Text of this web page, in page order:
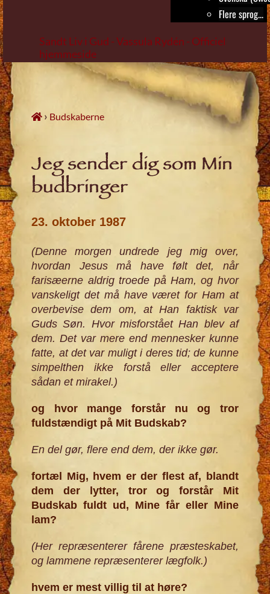
Flere sprog...
Sandt Liv i Gud - Vassula Rydén - Officiel
hjemmeside
Skip
to
content
› Budskaberne
Jeg sender dig som Min
budbringer
23. oktober 1987
(Denne morgen undrede jeg mig over,
hvordan Jesus må have følt det, når
farisæerne aldrig troede på Ham, og hvor
vanskeligt det må have været for Ham at
overbevise dem om, at Han faktisk var
Guds Søn. Hvor misforstået Han blev af
dem. Det var mere end mennesker kunne
fatte, at det var muligt i deres tid; de kunne
simpelthen ikke forstå eller acceptere
sådan et mirakel.)
og hvor mange forstår nu og tror
fuldstændigt på Mit Budskab?
En del gør, flere end dem, der ikke gør.
fortæl Mig, hvem er der flest af, blandt
dem der lytter, tror og forstår Mit
Budskab fuldt ud, Mine får eller Mine
lam?
(Her repræsenterer fårene præsteskabet,
og lammene repræsenterer lægfolk.)
hvem er mest villig til at høre?